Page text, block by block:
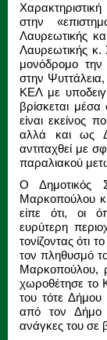
στην
Λαυρεωτικής
Λαυρεωτικής κ.
μονόδρομο
στην
ΚΕΛ με
βρίσκεται
είναι εκείνος
αλλά και ως
αντιταχθεί με
παραλιακού
Ο Δημοτικός
Μαρκοπούλου
είπε ότι, οι
ευρύτερη
τονίζοντας ότι
τον πληθυσμό
Μαρκοπούλου,
χωροθέτησε το
του τότε
από τον Δήμο
ανάγκες του σε